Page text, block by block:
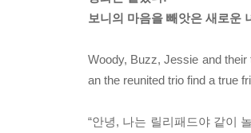
보니의 마음을 빼앗은 새로운
Woody, Buzz, Jessie and
an the reunited trio find a true
“안녕, 나는 릴리패드야 같이